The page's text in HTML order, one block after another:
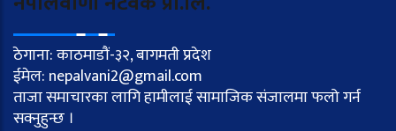
ठेगाना: काठमाडौं-३२, बागमती प्रदेश
ईमेल: nepalvani2@gmail.com
ताजा समाचारका लागि हामीलाई सामाजिक संजालमा फलो गर्न
सक्नुहुन्छ ।